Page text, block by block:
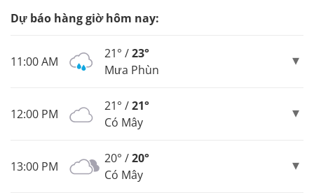
Dự báo hàng giờ hôm nay:
11:00 AM
21° /23°
Mưa Phùn
12:00 PM
21° /21°
Có Mây
13:00 PM
20° /20°
Có Mây